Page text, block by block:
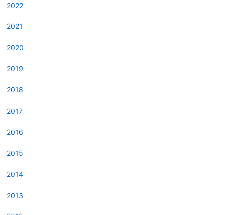
2022
2021
2020
2019
2018
2017
2016
2015
2014
2013